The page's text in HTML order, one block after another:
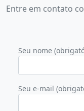
Entre em contato
Seu nome
Seu e-mail